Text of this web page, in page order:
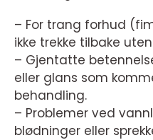
– For trang forhud
ikke trekke tilbake
– Gjentatte
eller glans som
behandling.
– Problemer ved
blødninger eller